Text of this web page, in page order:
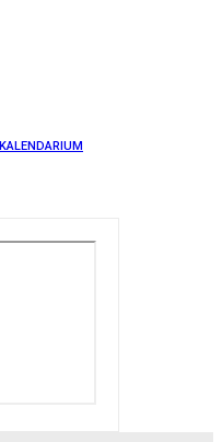
KALENDARIUM